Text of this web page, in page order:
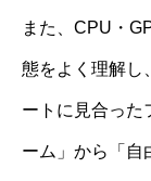
また、CPU・
態をよく理解し
ートに見合った
ーム」から「自